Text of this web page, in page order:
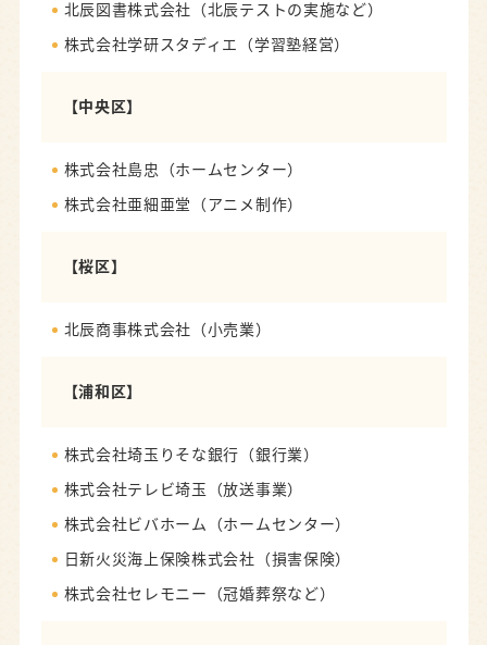
北辰図書株式会社（北辰テストの実施など）
株式会社学研スタディエ（学習塾経営）
【中央区】
株式会社島忠（ホームセンター）
株式会社亜細亜堂（アニメ制作）
【桜区】
北辰商事株式会社（小売業）
【浦和区】
株式会社埼玉りそな銀行（銀行業）
株式会社テレビ埼玉（放送事業）
株式会社ビバホーム（ホームセンター）
日新火災海上保険株式会社（損害保険）
株式会社セレモニー（冠婚葬祭など）